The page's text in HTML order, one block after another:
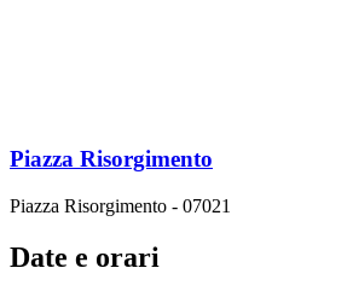
Piazza Risorgimento
Piazza Risorgimento - 07021
Date e orari